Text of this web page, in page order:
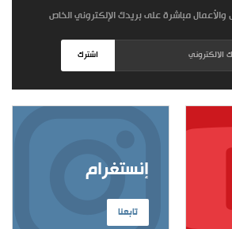
والأعمال مباشرة على بريدك الإلكتروني الخاص
اشترك
إنستغرام
تابعنا